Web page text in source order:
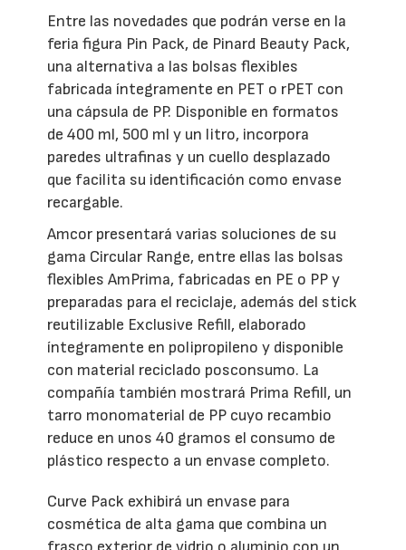
Entre las novedades que podrán verse en la
feria figura Pin Pack, de Pinard Beauty Pack,
una alternativa a las bolsas flexibles
fabricada íntegramente en PET o rPET con
una cápsula de PP. Disponible en formatos
de 400 ml, 500 ml y un litro, incorpora
paredes ultrafinas y un cuello desplazado
que facilita su identificación como envase
recargable.
Amcor presentará varias soluciones de su
gama Circular Range, entre ellas las bolsas
flexibles AmPrima, fabricadas en PE o PP y
preparadas para el reciclaje, además del stick
reutilizable Exclusive Refill, elaborado
íntegramente en polipropileno y disponible
con material reciclado posconsumo. La
compañía también mostrará Prima Refill, un
tarro monomaterial de PP cuyo recambio
reduce en unos 40 gramos el consumo de
plástico respecto a un envase completo.
Curve Pack exhibirá un envase para
cosmética de alta gama que combina un